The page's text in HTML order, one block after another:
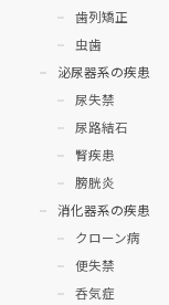
歯列矯正
虫歯
泌尿器系の疾患
尿失禁
尿路結石
腎疾患
膀胱炎
消化器系の疾患
クローン病
便失禁
呑気症